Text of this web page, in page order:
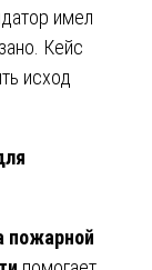
имел
Кейс
исход
пожарной